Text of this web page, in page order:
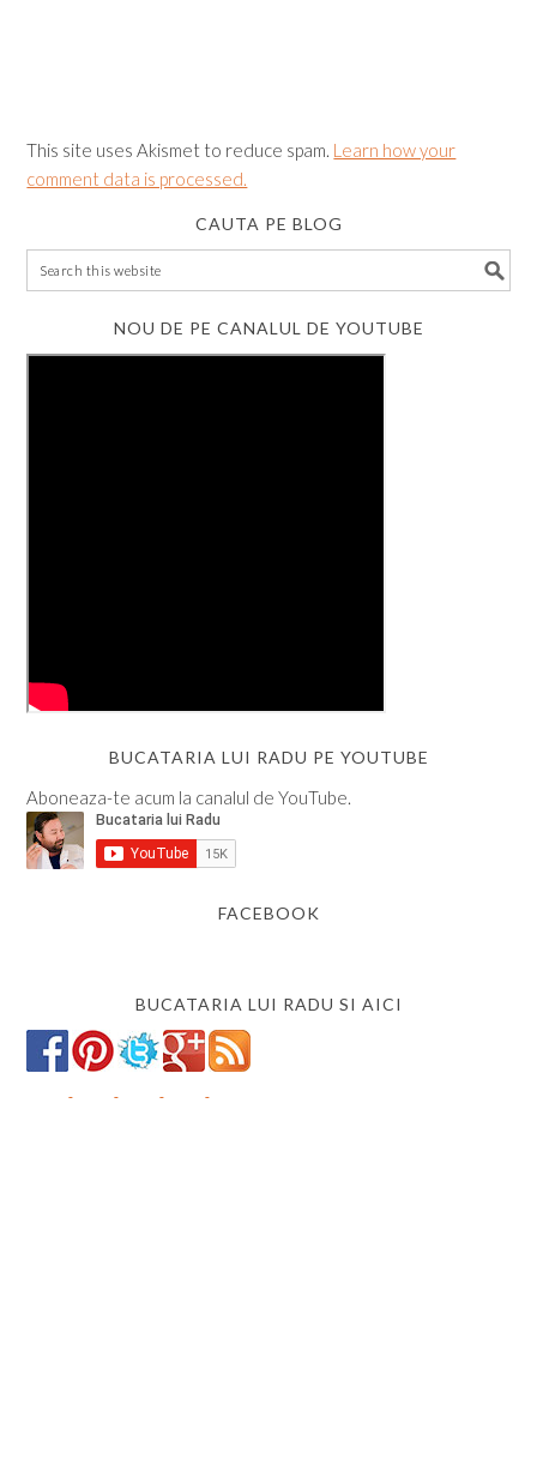
This site uses Akismet to reduce spam. Learn how your
comment data is processed.
CAUTA PE BLOG
NOU DE PE CANALUL DE YOUTUBE
BUCATARIA LUI RADU PE YOUTUBE
Aboneaza-te acum la canalul de YouTube.
FACEBOOK
BUCATARIA LUI RADU SI AICI